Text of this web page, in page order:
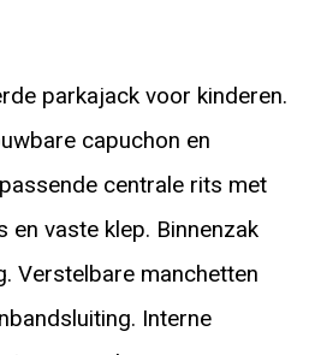
parkajack voor kinderen.
capuchon en
centrale rits met
en vaste klep. Binnenzak
Verstelbare manchetten
Interne